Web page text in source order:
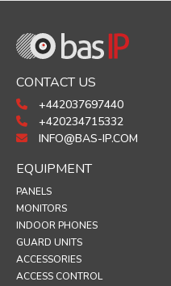
CONTACT US
+442037697440
+420234715332
INFO@BAS-IP.COM
EQUIPMENT
PANELS
MONITORS
INDOOR PHONES
GUARD UNITS
ACCESSORIES
ACCESS CONTROL